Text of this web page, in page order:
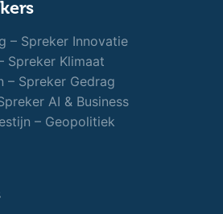
– Spreker Innovatie
Spreker Klimaat
– Spreker Gedrag
AI & Business
– Geopolitiek